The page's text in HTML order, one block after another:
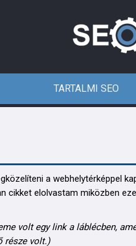
TARTALMI SEO
a webhelytérképpel
cikket elolvastam miközben
volt egy link a láblécben,
része volt.)